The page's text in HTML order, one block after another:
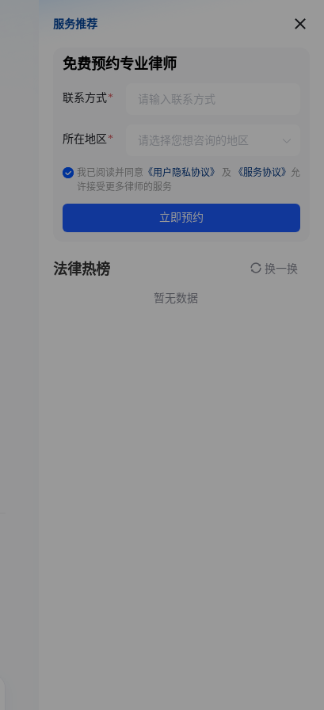
服务推荐
服务推荐
免费预约专业律师
联系方式
所在地区
我已阅读并同意 《用户隐私协议》 及 《服务协议》 允
许接受更多律师的服务
立即预约
法律热榜 换一换
暂无数据